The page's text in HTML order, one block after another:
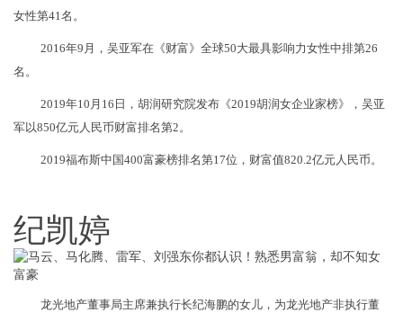
女性第41名。
2016年9月，吴亚军在《财富》全球50大最具影响力女性中排第26
名。
2019年10月16日，胡润研究院发布《2019胡润女企业家榜》，吴亚
军以850亿元人民币财富排名第2。
2019福布斯中国400富豪榜排名第17位，财富值820.2亿元人民币。
纪凯婷
龙光地产董事局主席兼执行长纪海鹏的女儿，为龙光地产非执行董